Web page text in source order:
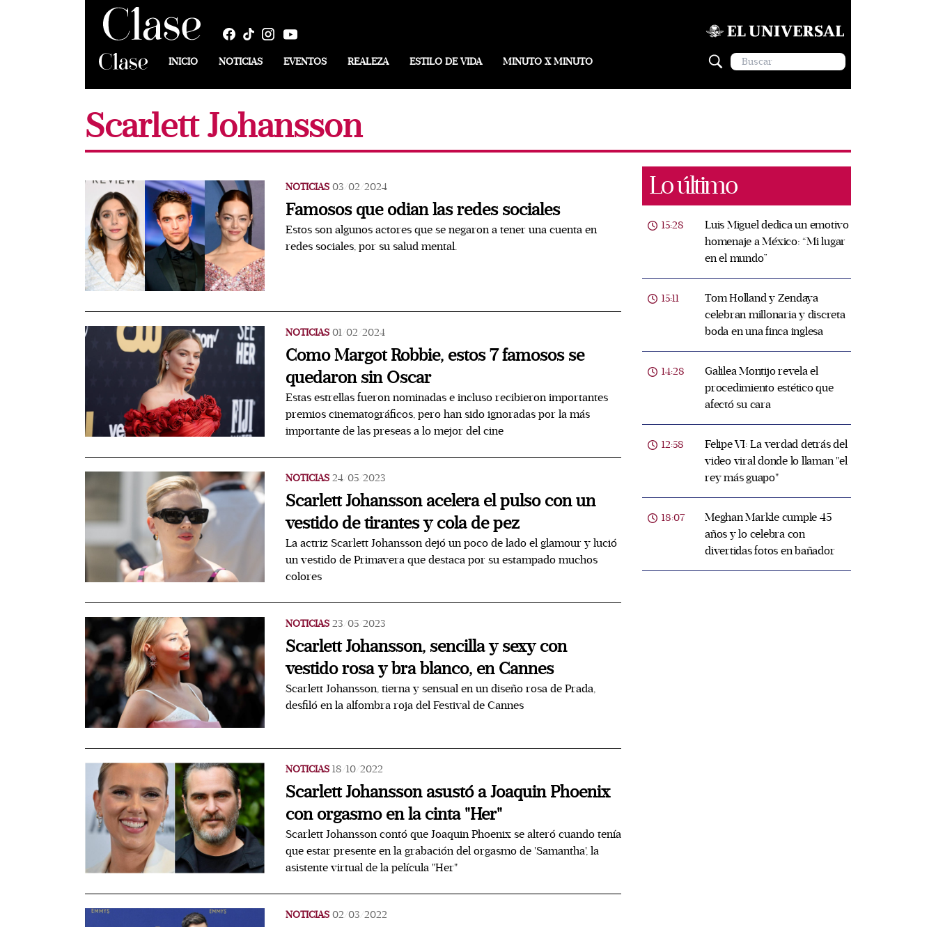
INICIO NOTICIAS EVENTOS REALEZA ESTILO DE VIDA MINUTO X MINUTO
Scarlett Johansson
NOTICIAS 03/02/2024
Famosos que odian las redes sociales
Estos son algunos actores que se negaron a tener una cuenta en
redes sociales, por su salud mental.
NOTICIAS 01/02/2024
Como Margot Robbie, estos 7 famosos se
quedaron sin Oscar
Estas estrellas fueron nominadas e incluso recibieron importantes
premios cinematográficos, pero han sido ignoradas por la más
importante de las preseas a lo mejor del cine
NOTICIAS 24/05/2023
Scarlett Johansson acelera el pulso con un
vestido de tirantes y cola de pez
La actriz Scarlett Johansson dejó un poco de lado el glamour y lució
un vestido de Primavera que destaca por su estampado muchos
colores
NOTICIAS 23/05/2023
Scarlett Johansson, sencilla y sexy con
vestido rosa y bra blanco, en Cannes
Scarlett Johansson, tierna y sensual en un diseño rosa de Prada,
desfiló en la alfombra roja del Festival de Cannes
NOTICIAS 18/10/2022
Scarlett Johansson asustó a Joaquin Phoenix
con orgasmo en la cinta "Her"
Scarlett Johansson contó que Joaquin Phoenix se alteró cuando tenía
que estar presente en la grabación del orgasmo de 'Samantha', la
asistente virtual de la película "Her"
NOTICIAS 02/03/2022
Lo último
15:28
Luis Miguel dedica un emotivo
homenaje a México: “Mi lugar
en el mundo”
15:11
Tom Holland y Zendaya
celebran millonaria y discreta
boda en una finca inglesa
14:28
Galilea Montijo revela el
procedimiento estético que
afectó su cara
12:58
Felipe VI: La verdad detrás del
video viral donde lo llaman "el
rey más guapo"
18:07
Meghan Markle cumple 45
años y lo celebra con
divertidas fotos en bañador